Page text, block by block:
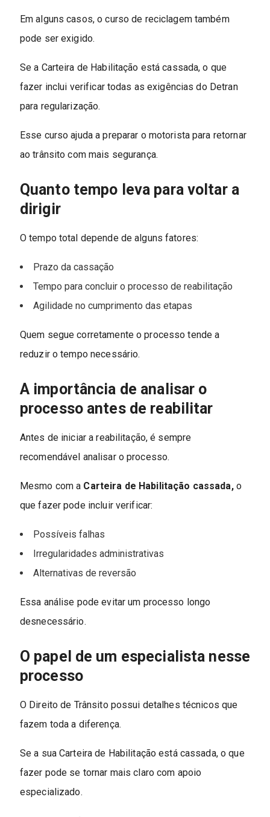
Em alguns casos, o curso de reciclagem também
pode ser exigido.
Se a Carteira de Habilitação está cassada, o que
fazer inclui verificar todas as exigências do Detran
para regularização.
Esse curso ajuda a preparar o motorista para retornar
ao trânsito com mais segurança.
Quanto tempo leva para voltar a
dirigir
O tempo total depende de alguns fatores:
Prazo da cassação
Tempo para concluir o processo de reabilitação
Agilidade no cumprimento das etapas
Quem segue corretamente o processo tende a
reduzir o tempo necessário.
A importância de analisar o
processo antes de reabilitar
Antes de iniciar a reabilitação, é sempre
recomendável analisar o processo.
Mesmo com a Carteira de Habilitação cassada,o
que fazer pode incluir verificar:
Possíveis falhas
Irregularidades administrativas
Alternativas de reversão
Essa análise pode evitar um processo longo
desnecessário.
O papel de um especialista nesse
processo
O Direito de Trânsito possui detalhes técnicos que
fazem toda a diferença.
Se a sua Carteira de Habilitação está cassada, o que
fazer pode se tornar mais claro com apoio
especializado.